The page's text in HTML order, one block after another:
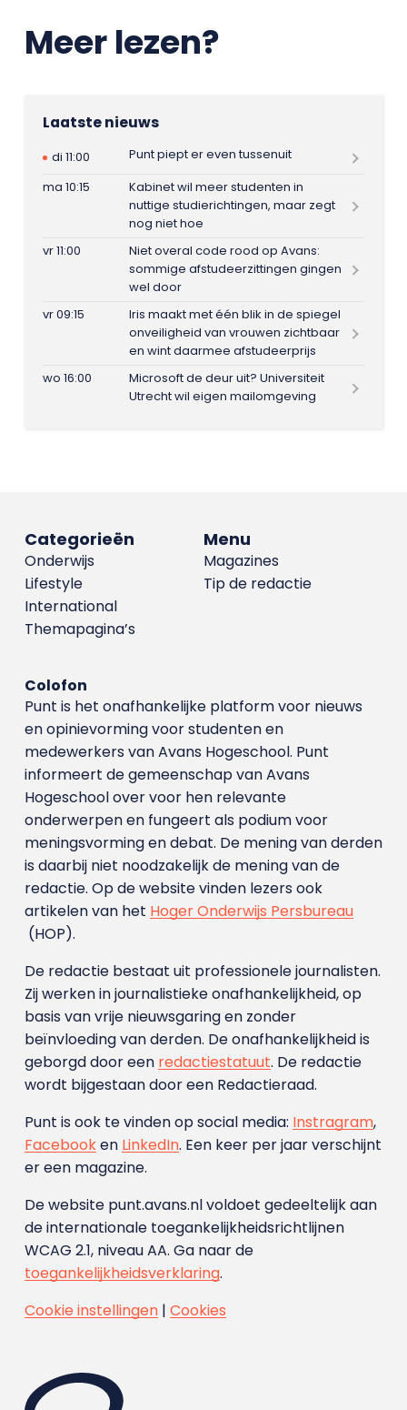
Meer lezen?
Laatste nieuws
di 11:00
Punt piept er even tussenuit
ma 10:15
Kabinet wil meer studenten in
nuttige studierichtingen, maar zegt
nog niet hoe
vr 11:00
Niet overal code rood op Avans:
sommige afstudeerzittingen gingen
wel door
vr 09:15
Iris maakt met één blik in de spiegel
onveiligheid van vrouwen zichtbaar
en wint daarmee afstudeerprijs
wo 16:00
Microsoft de deur uit? Universiteit
Utrecht wil eigen mailomgeving
Menu
Magazines
Tip de redactie
Categorieën
Onderwijs
Lifestyle
International
Themapagina’s
Colofon
Punt is het onafhankelijke platform voor nieuws
en opinievorming voor studenten en
medewerkers van Avans Hoge­school. Punt
informeert de gemeenschap van Avans
Hogeschool over voor hen relevante
onderwerpen en fungeert als podium voor
meningsvorming en debat. De mening van derden
is daarbij niet noodzakelijk de mening van de
redactie. Op de website vinden lezers ook
artikelen van het Hoger Onderwijs Persbureau
(HOP).
De redactie bestaat uit professionele journalisten.
Zij werken in journalistieke onafhankelijkheid, op
basis van vrije nieuwsgaring en zonder
beïnvloeding van derden. De onafhankelijkheid is
geborgd door een redactiestatuut. De redactie
wordt bijgestaan door een Redactieraad.
Punt is ook te vinden op social media: Instragram,
Facebooken LinkedIn. Een keer per jaar verschijnt
er een magazine.
De website punt.avans.nl voldoet gedeeltelijk aan
de internationale toegankelijkheidsrichtlijnen
WCAG 2.1, niveau AA. Ga naar de
toegankelijkheidsverklaring.
Cookie instellingen| Cookies